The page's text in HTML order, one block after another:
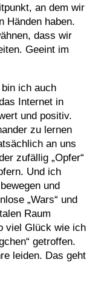
an dem wir
Händen haben.
dass wir
Geeint im
ich auch
Internet in
und positiv.
zu lernen
an uns
zufällig „Opfer“
Und ich
und
„Wars“ und
Raum
viel Glück wie ich
getroffen.
leiden. Das geht